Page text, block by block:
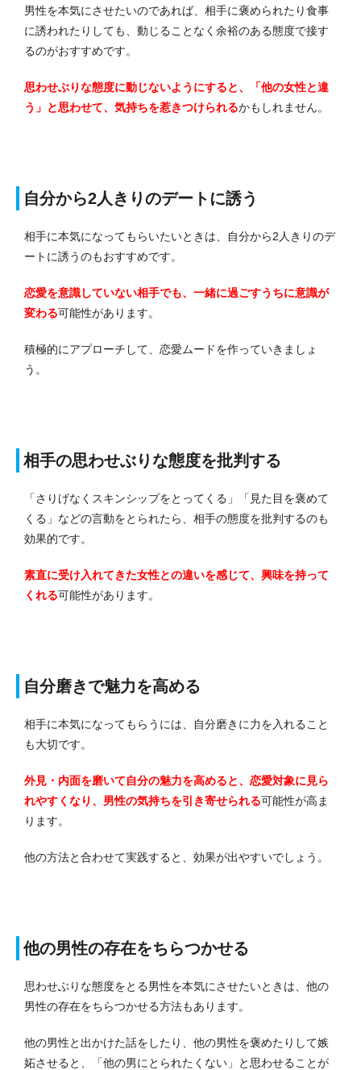
男性を本気にさせたいのであれば、相手に褒められたり食事
に誘われたりしても、動じることなく余裕のある態度で接す
るのがおすすめです。
思わせぶりな態度に動じないようにすると、「他の女性と違
う」と思わせて、気持ちを惹きつけられるかもしれません。
自分から2人きりのデートに誘う
相手に本気になってもらいたいときは、自分から2人きりのデ
ートに誘うのもおすすめです。
恋愛を意識していない相手でも、一緒に過ごすうちに意識が
変わる可能性があります。
積極的にアプローチして、恋愛ムードを作っていきましょ
う。
相手の思わせぶりな態度を批判する
「さりげなくスキンシップをとってくる」「見た目を褒めて
くる」などの言動をとられたら、相手の態度を批判するのも
効果的です。
素直に受け入れてきた女性との違いを感じて、興味を持って
くれる可能性があります。
自分磨きで魅力を高める
相手に本気になってもらうには、自分磨きに力を入れること
も大切です。
外見・内面を磨いて自分の魅力を高めると、恋愛対象に見ら
れやすくなり、男性の気持ちを引き寄せられる可能性が高ま
ります。
他の方法と合わせて実践すると、効果が出やすいでしょう。
他の男性の存在をちらつかせる
思わせぶりな態度をとる男性を本気にさせたいときは、他の
男性の存在をちらつかせる方法もあります。
他の男性と出かけた話をしたり、他の男性を褒めたりして嫉
妬させると、「他の男にとられたくない」と思わせることが